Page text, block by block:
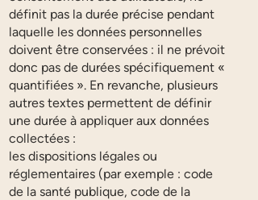
définit pas la durée précise pendant
laquelle les données personnelles
doivent être conservées : il ne prévoit
donc pas de durées spécifiquement «
quantifiées ». En revanche, plusieurs
autres textes permettent de définir
une durée à appliquer aux données
collectées :
les dispositions légales ou
réglementaires (par exemple : code
de la santé publique, code de la